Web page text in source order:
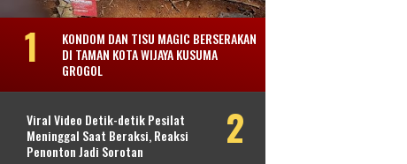
KONDOM DAN TISU MAGIC BERSERAKAN
DI TAMAN KOTA WIJAYA KUSUMA
GROGOL
Viral Video Detik-detik Pesilat
Meninggal Saat Beraksi, Reaksi
Penonton Jadi Sorotan